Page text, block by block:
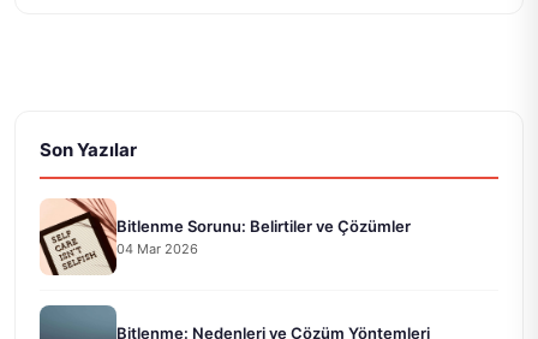
Son Yazılar
Bitlenme Sorunu: Belirtiler ve Çözümler
04 Mar 2026
Bitlenme: Nedenleri ve Çözüm Yöntemleri